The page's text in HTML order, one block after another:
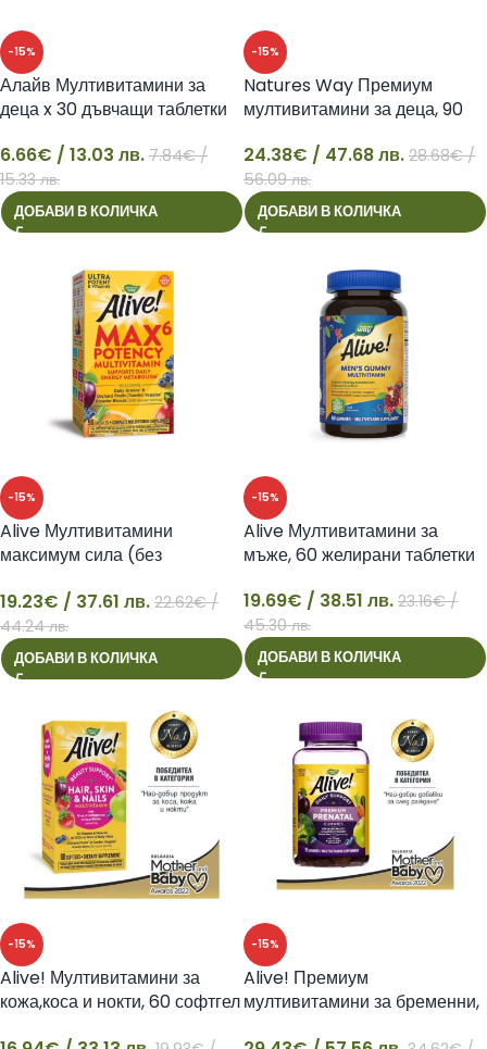
-15%
6
Алайв Мултивитамини за
деца x 30 дъвчащи таблетки
6.66€ / 13.03 лв. 7.84€/
15.33 лв.
ДОБАВИ В КОЛИЧКА
-15%
24
Natures Way Премиум
мултивитамини за деца, 90
24.38€ / 47.68 лв. 28.68€/
56.09 лв.
ДОБАВИ В КОЛИЧКА
-15%
19
Alive Мултивитамини
максимум сила (без
капсули Nature’s Way
19.23€ / 37.61 лв. 22.62€/
44.24 лв.
ДОБАВИ В КОЛИЧКА
-15%
19
Alive Мултивитамини за
мъже, 60 желирани таблетки
19.69€ / 38.51 лв. 23.16€/
45.30 лв.
ДОБАВИ В КОЛИЧКА
-15%
Alive! Мултивитамини за
кожа,коса и нокти, 60 софтгел
-15%
Alive! Премиум
мултивитамини за бременни,